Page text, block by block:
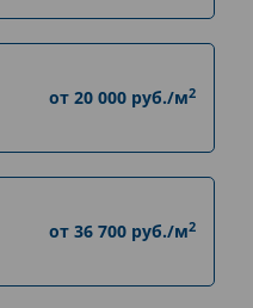
от 20 000 руб./м2
от 36 700 руб./м2